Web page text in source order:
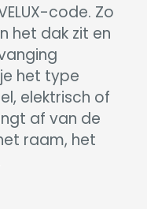
code. Zo
het dak zit en
het type
elektrisch of
af van de
raam, het